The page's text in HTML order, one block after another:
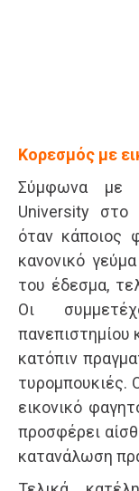
Κορεσμός με
Σύμφωνα με
University στο
όταν κάποιος
κανονικό
του έδεσμα,
Οι
πανεπιστημίου
κατόπιν
τυρομπουκιές.
εικονικό
προσφέρει
κατανάλωση